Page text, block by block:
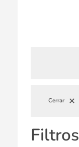
Cerrar
Filtros